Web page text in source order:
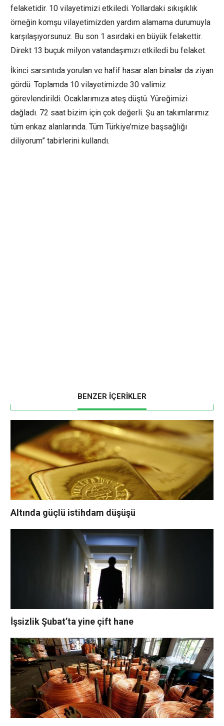
felaketidir. 10 vilayetimizi etkiledi. Yollardaki sıkışıklık
örneğin komşu vilayetimizden yardım alamama durumuyla
karşılaşıyorsunuz. Bu son 1 asırdaki en büyük felakettir.
Direkt 13 buçuk milyon vatandaşımızı etkiledi bu felaket.
İkinci sarsıntıda yorulan ve hafif hasar alan binalar da ziyan
gördü. Toplamda 10 vilayetimizde 30 valimiz
görevlendirildi. Ocaklarımıza ateş düştü. Yüreğimizi
dağladı. 72 saat bizim için çok değerli. Şu an takımlarımız
tüm enkaz alanlarında. Tüm Türkiye’mize başsağlığı
diliyorum” tabirlerini kullandı.
BENZER İÇERİKLER
Altında güçlü istihdam düşüşü
İşsizlik Şubat’ta yine çift hane